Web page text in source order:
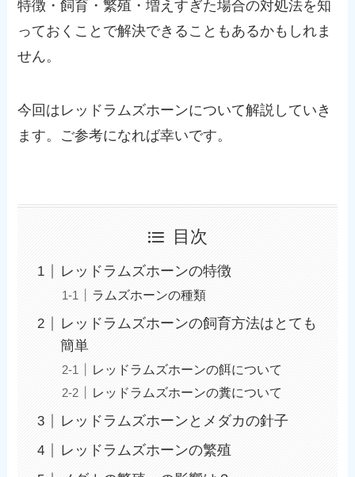
特徴・飼育・繁殖・増えすぎた場合の対処法を知
っておくことで解決できることもあるかもしれま
せん。
今回はレッドラムズホーンについて解説していき
ます。ご参考になれば幸いです。
目次
レッドラムズホーンの特徴
ラムズホーンの種類
レッドラムズホーンの飼育方法はとても
簡単
レッドラムズホーンの餌について
レッドラムズホーンの糞について
レッドラムズホーンとメダカの針子
レッドラムズホーンの繁殖